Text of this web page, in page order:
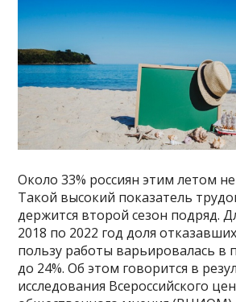
Около 33% россиян этим летом
Такой высокий показатель
держится второй сезон подряд.
2018 по 2022 год доля
пользу работы варьировалась в
до 24%. Об этом говорится в
исследования Всероссийского